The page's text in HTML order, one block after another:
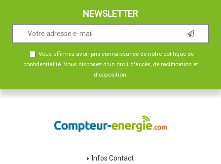
NEWSLETTER
Vous affirmez avoir pris connaissance de notre politique de
confidentialité. Vous disposez d'un droit d'accès, de rectification et
d'opposition.
Infos Contact